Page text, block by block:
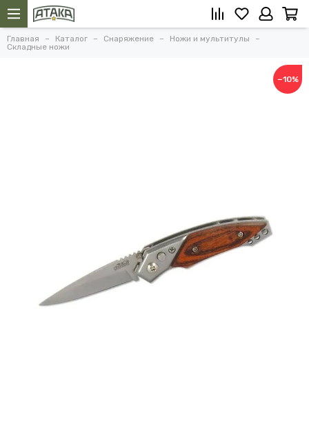
Главная Каталог Снаряжение
Ножи и мультитулы
Складные ножи
−10%